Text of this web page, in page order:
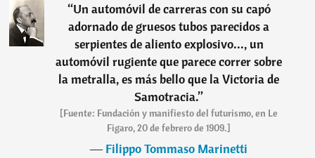
“Un automóvil de carreras con su capó
adornado de gruesos tubos parecidos a
serpientes de aliento explosivo..., un
automóvil rugiente que parece correr sobre
la metralla, es más bello que la Victoria de
Samotracia.”
[Fuente: Fundación y manifiesto del futurismo, en Le
Figaro, 20 de febrero de 1909.]
―Filippo Tommaso Marinetti